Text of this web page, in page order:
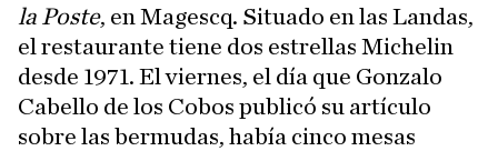
la Poste, en Magescq. Situado en las Landas,
el restaurante tiene dos estrellas Michelin
desde 1971. El viernes, el día que Gonzalo
Cabello de los Cobos publicó su artículo
sobre las bermudas, había cinco mesas